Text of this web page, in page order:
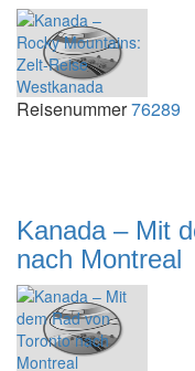
Reisenummer76289
Kanada – Mit
nach Montreal